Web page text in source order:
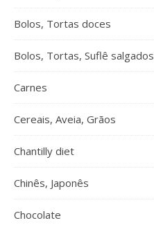
Bolos, Tortas doces
Bolos, Tortas, Suflê salgados
Carnes
Cereais, Aveia, Grãos
Chantilly diet
Chinês, Japonês
Chocolate